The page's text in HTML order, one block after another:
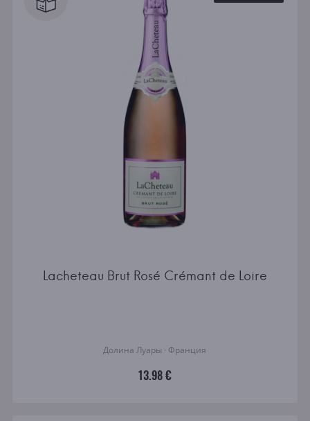
Lacheteau Brut Rosé Crémant de Loire
Долина Луары · Франция
13.98 €